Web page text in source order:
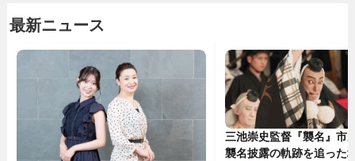
最新ニュース
三池崇史監督『襲名』市
襲名披露の軌跡を追った